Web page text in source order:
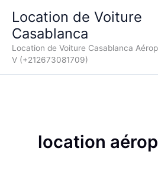
contenu
Location de Voiture
Casablanca
Location de Voiture Casablanca
V (+212673081709)
location